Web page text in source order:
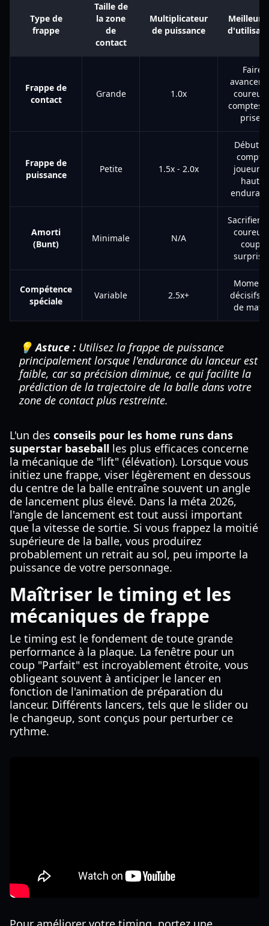
Type de
frappe
Taille de
la zone
de
contact
Multiplicateur
de puissance
Meilleur
Frappe de
contact
Grande 1.0x
Faire
avancer
comptes
prises
Frappe de
puissance
Petite 1.5x - 2.0x
Début
compte,
joueurs
haute
Amorti
(Bunt)
Minimale N/A
Sacrifier
coups
Compétence
spéciale
Variable 2.5x+
décisifs,
de
💡 Astuce : Utilisez la frappe de puissance
principalement lorsque l'endurance du lanceur est
faible, car sa précision diminue, ce qui facilite la
prédiction de la trajectoire de la balle dans votre
zone de contact plus restreinte.
L'un des conseils pour les home runs dans
superstar baseball les plus efficaces concerne
la mécanique de "lift" (élévation). Lorsque vous
initiez une frappe, viser légèrement en dessous
du centre de la balle entraîne souvent un angle
de lancement plus élevé. Dans la méta 2026,
l'angle de lancement est tout aussi important
que la vitesse de sortie. Si vous frappez la moitié
supérieure de la balle, vous produirez
probablement un retrait au sol, peu importe la
puissance de votre personnage.
Maîtriser le timing et les
mécaniques de frappe
Le timing est le fondement de toute grande
performance à la plaque. La fenêtre pour un
coup "Parfait" est incroyablement étroite, vous
obligeant souvent à anticiper le lancer en
fonction de l'animation de préparation du
lanceur. Différents lancers, tels que le slider ou
le changeup, sont conçus pour perturber ce
rythme.